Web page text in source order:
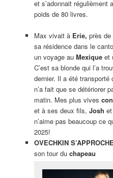
et s’adonnait régulièment
poids de 80 livres.
Max vivait à Erie, près
sa résidence dans le
un voyage au Mexiqueet
C’est sa blonde qui l’a
dernier. Il a été transporté
n’a fait que se détériorer
matin. Mes plus vives
et à ses deux fils, Josh et
n’aime pas beaucoup ce
2025!
OVECHKIN
son tour du chapeau